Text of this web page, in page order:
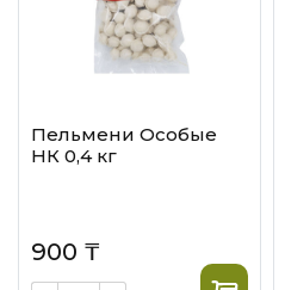
Пельмени Особые
НК 0,4 кг
900 ₸